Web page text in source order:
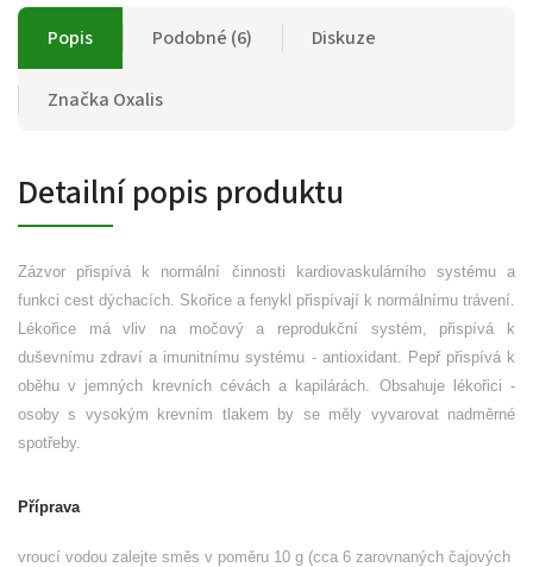
Popis Podobné (6) Diskuze
Značka Oxalis
Detailní popis produktu
Zázvor přispívá k normální činnosti kardiovaskulárního systému a
funkci cest dýchacích. Skořice a fenykl přispívají k normálnímu trávení.
Lékořice má vliv na močový a reprodukční systém, přispívá k
duševnímu zdraví a imunitnímu systému - antioxidant. Pepř přispívá k
oběhu v jemných krevních cévách a kapilárách. Obsahuje lékořici -
osoby s vysokým krevním tlakem by se měly vyvarovat nadměrné
spotřeby.
Příprava
vroucí vodou zalejte směs v poměru 10 g (cca 6 zarovnaných čajových